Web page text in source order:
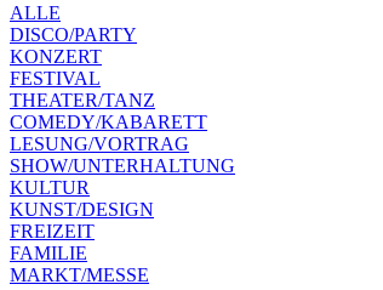
ALLE
DISCO/PARTY
KONZERT
FESTIVAL
THEATER/TANZ
COMEDY/KABARETT
LESUNG/VORTRAG
SHOW/UNTERHALTUNG
KULTUR
KUNST/DESIGN
FREIZEIT
FAMILIE
MARKT/MESSE